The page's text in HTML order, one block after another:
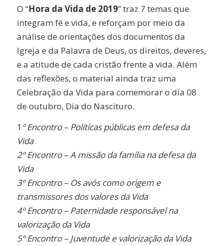
O “Hora da Vida de 2019” traz 7 temas que
integram fé e vida, e reforçam por meio da
análise de orientações dos documentos da
Igreja e da Palavra de Deus, os direitos, deveres,
e a atitude de cada cristão frente à vida. Além
das reflexões, o material ainda traz uma
Celebração da Vida para comemorar o dia 08
de outubro, Dia do Nascituro.
1 º Encontro – Políticas públicas em defesa da
Vida
2º Encontro – A missão da família na defesa da
Vida
3º Encontro – Os avós como origem e
transmissores dos valores da Vida
4º Encontro – Paternidade responsável na
valorização da Vida
5º Encontro – Juventude e valorização da Vida